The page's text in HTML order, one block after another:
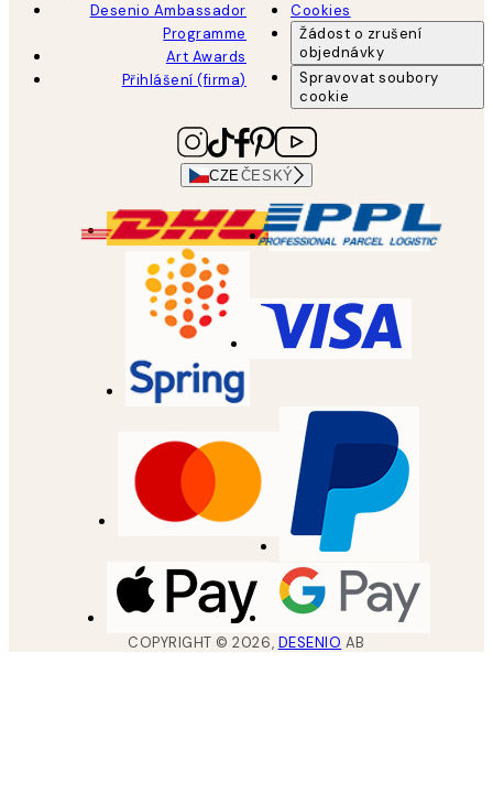
Desenio Ambassador
Programme
Art Awards
Přihlášení (firma)
Cookies
Žádost o zrušení
objednávky
Spravovat soubory
cookie
CZE ČESKÝ
COPYRIGHT ©2026, DESENIO AB